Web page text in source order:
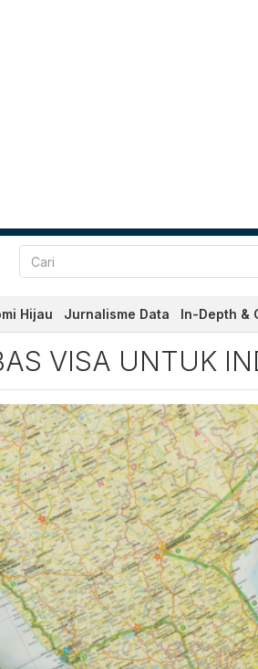
Hijau Jurnalisme Data In-Depth &
untuk
VISA UNTUK